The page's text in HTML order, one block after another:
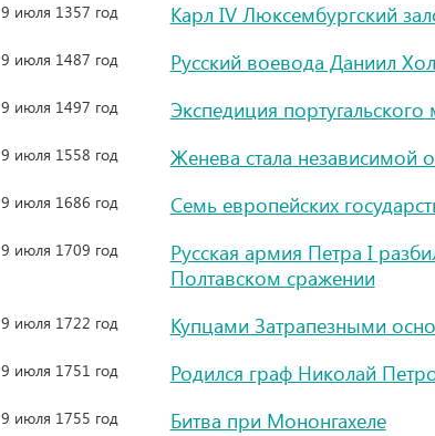
9 июля 1357 год Карл IV Люксембургский
9 июля 1487 год Русский воевода Даниил
9 июля 1497 год Экспедиция
9 июля 1558 год Женева стала независимой
9 июля 1686 год Семь европейских
9 июля 1709 год
Русская армия Петра I
Полтавском сражении
9 июля 1722 год Купцами Затрапезными
9 июля 1751 год Родился граф Николай
9 июля 1755 год Битва при Мононгахеле